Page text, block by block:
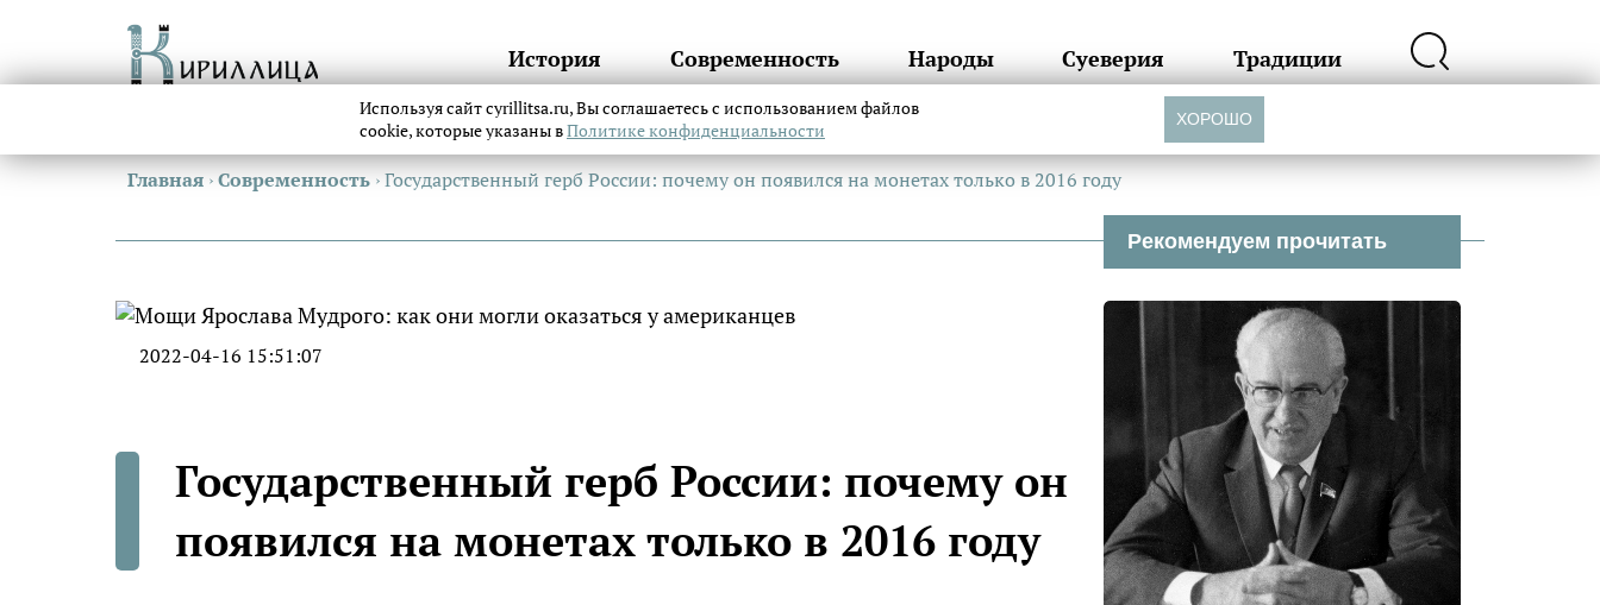
История Современность Народы Суеверия Традиции
Главная ›Современность ›Государственный герб России: почему он появился на монетах только в 2016 году
2022-04-16 15:51:07
Государственный герб России: почему он
появился на монетах только в 2016 году
Рекомендуем прочитать
Используя сайт cyrillitsa.ru, Вы соглашаетесь с использованием файлов
cookie, которые указаны вПолитике конфиденциальности ХОРОШО